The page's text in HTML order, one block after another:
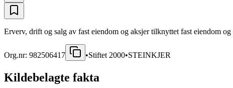
Erverv, drift og salg av fast eiendom og aksjer tilknyttet fast eiendom
Org.nr: 982506417 •Stiftet 2000•STEINKJER
Kildebelagte fakta